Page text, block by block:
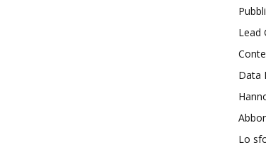
Lead
Data
Lo